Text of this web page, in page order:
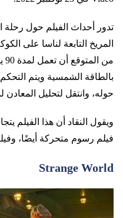
تدور أحداث الفيلم حول رحلة
بالطاقة الشمسية ويتم
حوله، وانتقل لتحليل المعادن لمدة 15
ويقول النقاد أن هذا الفيلم
فيلم رسوم متحركة أيضًا،
Strange World